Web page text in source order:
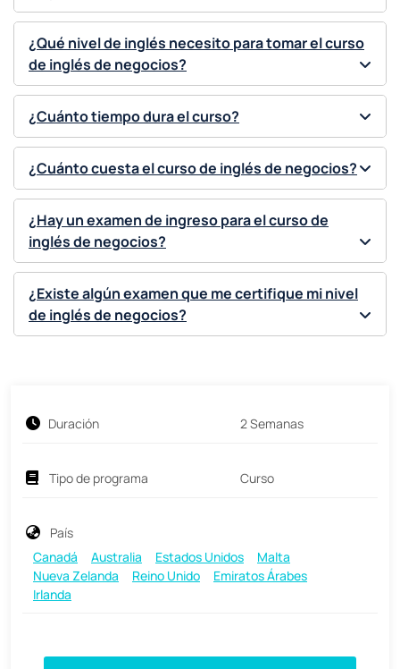
¿Qué nivel de inglés necesito para tomar el curso
de inglés de negocios?
¿Cuánto tiempo dura el curso?
¿Cuánto cuesta el curso de inglés de negocios?
¿Hay un examen de ingreso para el curso de
inglés de negocios?
¿Existe algún examen que me certifique mi nivel
de inglés de negocios?
Duración 2 Semanas
Tipo de programa Curso
País
Canadá
Australia Estados Unidos
Malta
Nueva Zelanda
Reino Unido
Emiratos Árabes
Irlanda